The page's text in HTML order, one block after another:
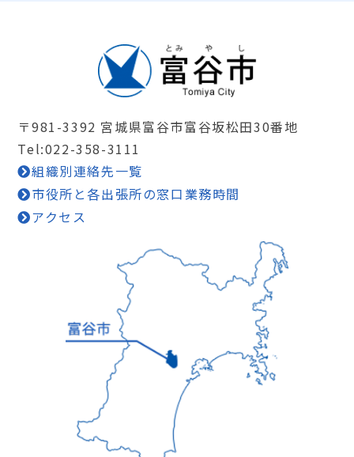
〒981-3392 宮城県富谷市富谷坂松田30番地
Tel:022-358-3111
組織別連絡先一覧
市役所と各出張所の窓口業務時間
アクセス